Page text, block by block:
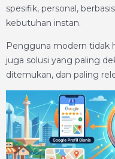
spesifik, personal,
kebutuhan instan.
Pengguna modern tidak
juga solusi yang paling
ditemukan, dan paling